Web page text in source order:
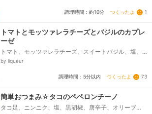
調理時間：約10分 つくったよ 1
トマトとモッツァレラチーズとバジルのカプレ
ーゼ
トマト、モッツァレラチーズ、スイートバジル、塩、
粗挽き黒胡椒、オリーブオイル
by liqueur
調理時間：5分以内 つくったよ 73
簡単おつまみ☆タコのペペロンチーノ
タコ足、ニンニク、塩、黒胡椒、唐辛子、オリーブ